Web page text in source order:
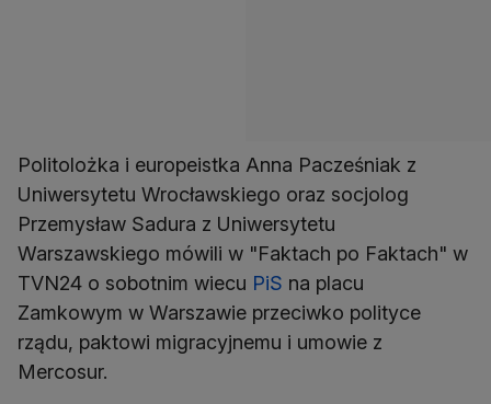
Politolożka i europeistka Anna Pacześniak z
Uniwersytetu Wrocławskiego oraz socjolog
Przemysław Sadura z Uniwersytetu
Warszawskiego mówili w "Faktach po Faktach" w
TVN24 o sobotnim wiecu PiS na placu
Zamkowym w Warszawie przeciwko polityce
rządu, paktowi migracyjnemu i umowie z
Mercosur.